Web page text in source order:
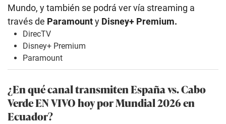
Mundo, y también se podrá ver vía streaming a
través de Paramounty Disney+ Premium.
DirecTV
Disney+ Premium
Paramount
¿En qué canal transmiten España vs. Cabo
Verde EN VIVO hoy por Mundial 2026 en
Ecuador?